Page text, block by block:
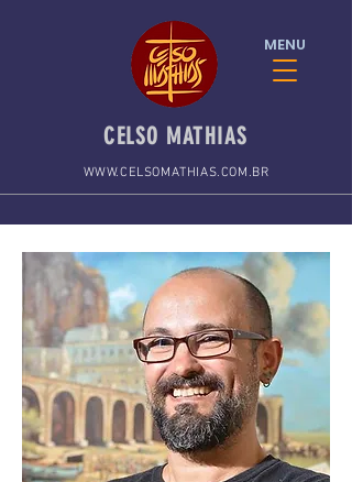
MENU
CELSO MATHIAS
WWW.CELSOMATHIAS.COM.BR